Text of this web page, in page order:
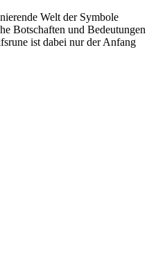
Welt ⁢der Symbole‍
‌Botschaften und‌ Bedeutungen
ist dabei ‍nur der Anfang‍